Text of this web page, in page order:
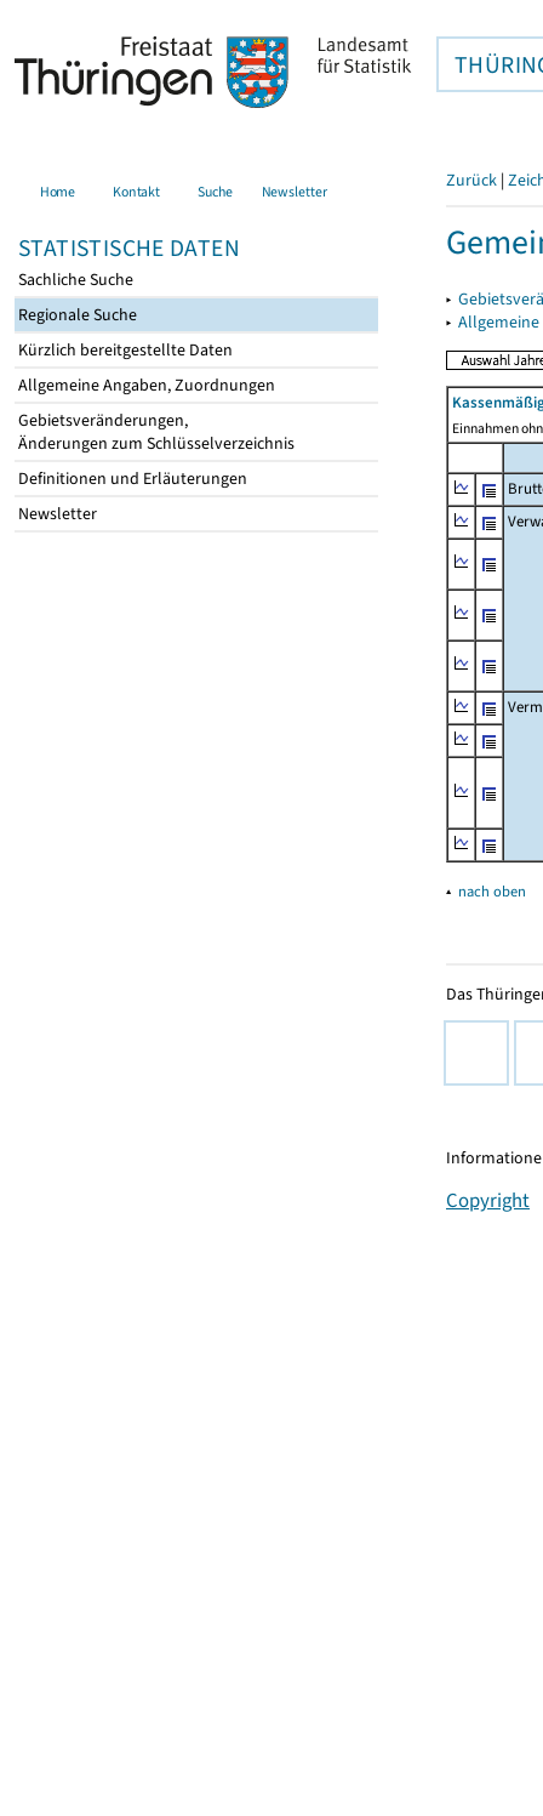
Home Kontakt Suche Newsletter
STATISTISCHE DATEN
Sachliche Suche
Regionale Suche
Kürzlich bereitgestellte Daten
Allgemeine Angaben, Zuordnungen
Gebietsveränderungen,
Änderungen zum Schlüsselverzeichnis
Definitionen und Erläuterungen
Newsletter
Zurück |
▸
▸
Einnahmen
▴ nach oben
Das
Copyright